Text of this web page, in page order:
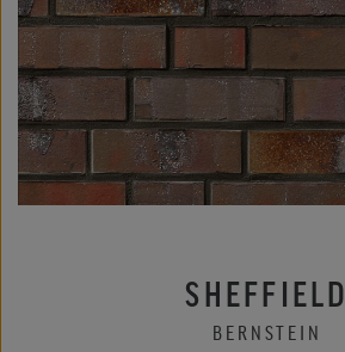
SHEFFIELD
BERNSTEIN